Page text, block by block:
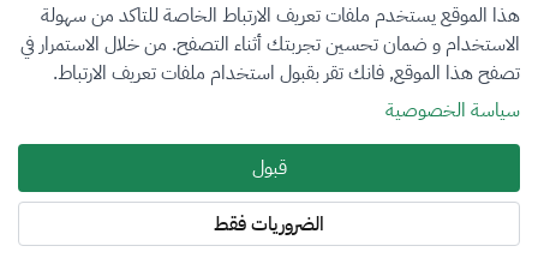
التصنيف
الكل
فرع التقييم
هذا الموقع يستخدم ملفات تعريف الارتباط الخاصة للتاكد من سهولة
الاستخدام و ضمان تحسين تجربتك أثناء التصفح. من خلال الاستمرار في
تصفح هذا الموقع, فانك تقر بقبول استخدام ملفات تعريف الارتباط.
سياسة الخصوصية
قبول
الضروريات فقط